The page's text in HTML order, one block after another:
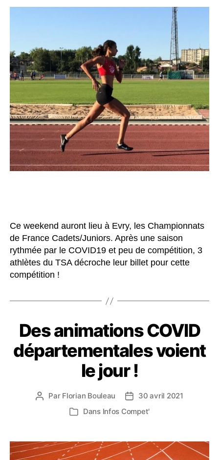
Ce weekend auront lieu à Evry, les Championnats
de France Cadets/Juniors. Après une saison
rythmée par le COVID19 et peu de compétition, 3
athlètes du TSA décroche leur billet pour cette
compétition !
Des animations COVID
départementales voient
le jour !
Auteur
Par Florian Bouleau
Date
l’article
30 avril 2021
Catégories
Dans Infos Compet'